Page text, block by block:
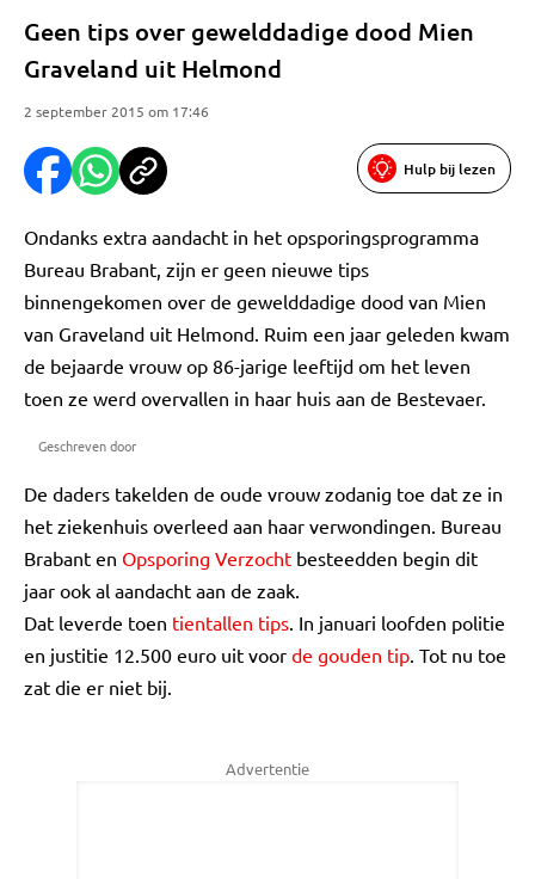
Geen tips over gewelddadige dood Mien
Graveland uit Helmond
2 september 2015 om 17:46
Hulp bij lezen
Ondanks extra aandacht in het opsporingsprogramma
Bureau Brabant, zijn er geen nieuwe tips
binnengekomen over de gewelddadige dood van Mien
van Graveland uit Helmond. Ruim een jaar geleden kwam
de bejaarde vrouw op 86-jarige leeftijd om het leven
toen ze werd overvallen in haar huis aan de Bestevaer.
Geschreven door
De daders takelden de oude vrouw zodanig toe dat ze in
het ziekenhuis overleed aan haar verwondingen. Bureau
Brabant en Opsporing Verzocht besteedden begin dit
jaar ook al aandacht aan de zaak.
Dat leverde toen tientallen tips. In januari loofden politie
en justitie 12.500 euro uit voor de gouden tip. Tot nu toe
zat die er niet bij.
Advertentie